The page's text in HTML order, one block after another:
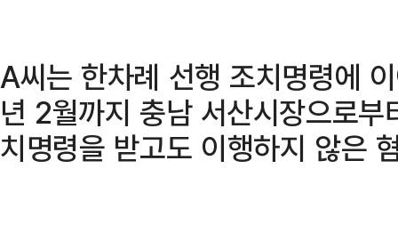
A씨는 한차례 선행 조치명령에
년 2월까지 충남 서산시장으로
치명령을 받고도 이행하지 않은